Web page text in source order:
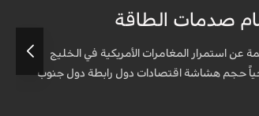
صدمات الطاقة
عن استمرار المغامرات الأمريكية في الخليج
حجم هشاشة اقتصادات دول رابطة دول جنوب